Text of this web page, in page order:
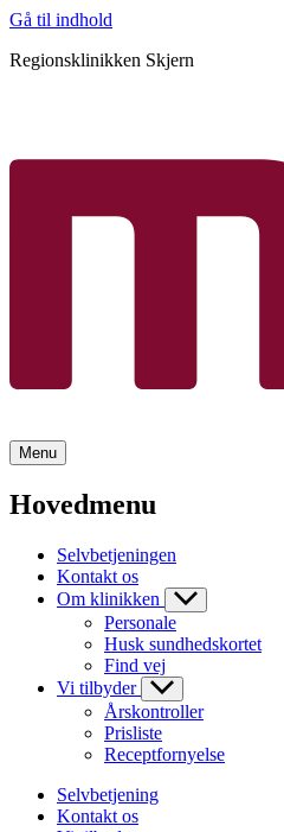
Gå til indhold
Regionsklinikken Skjern
Menu
Hovedmenu
Selvbetjeningen
Kontakt os
Om klinikken
Personale
Husk sundhedskortet
Find vej
Vi tilbyder
Årskontroller
Prisliste
Receptfornyelse
Selvbetjening
Kontakt os